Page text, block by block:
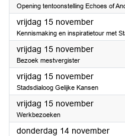
Opening tentoonstelling Echoes of
vrijdag 15 november2024
Kennismaking en inspiratietour met
vrijdag 15 november2024
Bezoek mestvergister
vrijdag 15 november2024
Stadsdialoog Gelijke Kansen
vrijdag 15 november2024
Werkbezoeken
donderdag 14 november2024